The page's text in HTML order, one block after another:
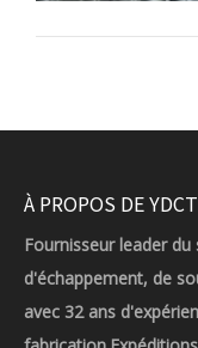
À PROPOS DE YDCT
Fournisseur leader
d'échappement, de
avec 32 ans